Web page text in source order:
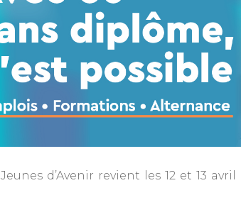
d’Avenir revient les 12 et 13